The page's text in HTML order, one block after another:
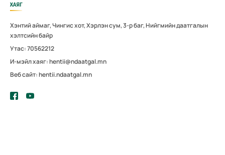
ХАЯГ
Хэнтий аймаг, Чингис хот, Хэрлэн сум, 3-р баг, Нийгмийн даатгалын
хэлтсийн байр
Утас: 70562212
И-мэйл хаяг: hentii@ndaatgal.mn
Веб сайт: hentii.ndaatgal.mn